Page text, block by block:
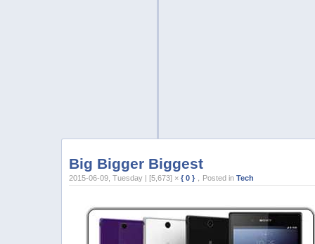
Big Bigger Biggest
2015-06-09, Tuesday | [5,673] ×{ 0 } ，Posted inTech